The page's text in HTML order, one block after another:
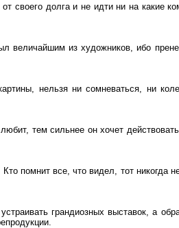
своего долга и не идти ни на какие
величайшим из художников, ибо
нельзя ни сомневаться, ни
тем сильнее он хочет
Кто помнит все, что видел, тот
грандиозных выставок, а